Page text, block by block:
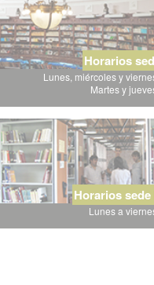
Horarios
Lunes, miércoles y
Martes y
Horarios
Lunes a